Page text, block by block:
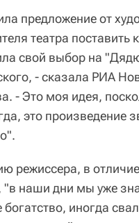
предложение от
театра поставить
свой выбор на
- сказала РИА
- Это моя идея,
это произведение
режиссера, в отличие
"в наши дни мы уже
богатство, иногда